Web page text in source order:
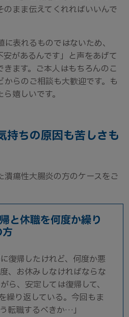
まま伝えてくれればいいんで
表れるものではないため、
安があるんです」と声をあげて
きます。ご本人はもちろんのこ
からのご相談も大歓迎です。も
嬉しいです。
持ちの原因も苦しさも
潰瘍性大腸炎の方のケースをご
と休職を何度か繰り
復帰したけれど、何度か悪
、お休みしなければならな
ら、安定しては復帰して、
繰り返している。今回もま
転職するべきか…」